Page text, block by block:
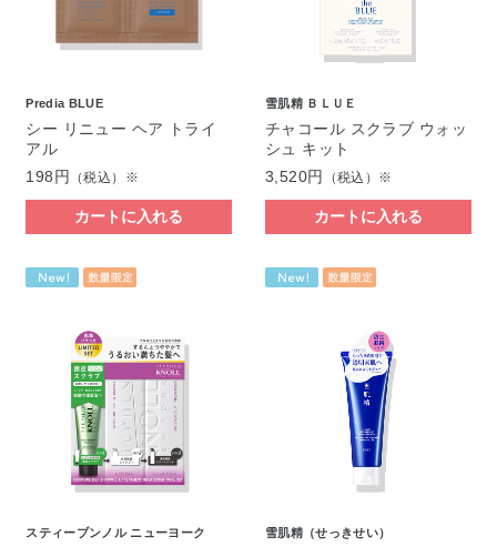
Predia BLUE
シー リニュー ヘア トライ
アル
198円
（税込）※
カートに入れる
雪肌精 ＢＬＵＥ
チャコール スクラブ ウォッ
シュ キット
3,520円
（税込）※
カートに入れる
スティーブンノル ニューヨーク 雪肌精（せっきせい）